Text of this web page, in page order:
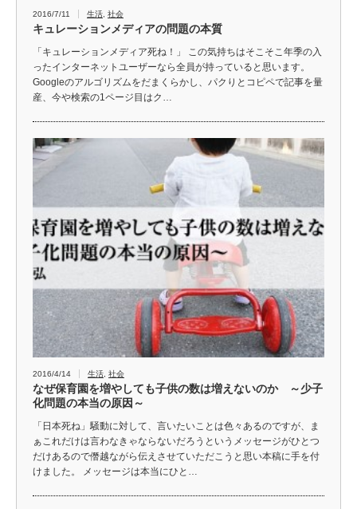
2016/7/11 生活, 社会
キュレーションメディアの問題の本質
「キュレーションメディア死ね！」 この気持ちはそこそこ年季の入
ったインターネットユーザーなら全員が持っていると思います。
Googleのアルゴリズムをだまくらかし、パクりとコピペで記事を量
産、今や検索の1ページ目はク…
2016/4/14 生活 社会
なぜ保育園を増やしても子供の数は増えないのか ～少子
化問題の本当の原因～
「日本死ね」騒動に対して、言いたいことは色々あるのですが、ま
ぁこれだけは言わなきゃならないだろうというメッセージがひとつ
だけあるので僭越ながら伝えさせていただこうと思い本稿に手を付
けました。 メッセージは本当にひと…